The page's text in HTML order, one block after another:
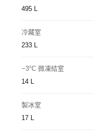
495 L
冷藏室
233 L
−3°C 微凍結室
14 L
製冰室
17 L